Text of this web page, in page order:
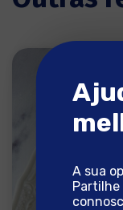
A sua
Partilhe